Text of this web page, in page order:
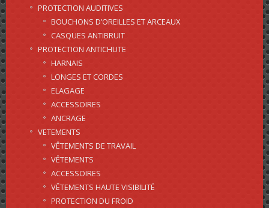
PROTECTION AUDITIVES
BOUCHONS D’OREILLES ET ARCEAUX
CASQUES ANTIBRUIT
PROTECTION ANTICHUTE
HARNAIS
LONGES ET CORDES
ELAGAGE
ACCESSOIRES
ANCRAGE
VETEMENTS
VÊTEMENTS DE TRAVAIL
VÊTEMENTS
ACCESSOIRES
VÊTEMENTS HAUTE VISIBILITÉ
PROTECTION DU FROID